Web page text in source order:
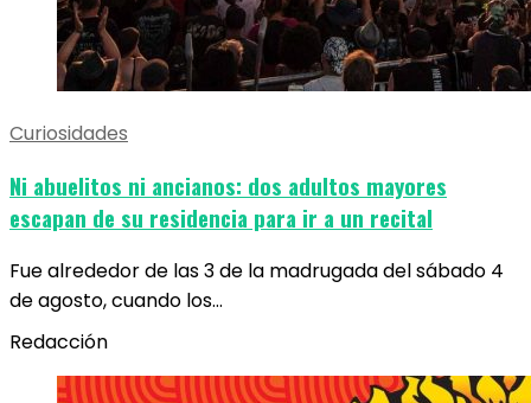
Curiosidades
Ni abuelitos ni ancianos: dos adultos mayores
escapan de su residencia para ir a un recital
Fue alrededor de las 3 de la madrugada del sábado 4
de agosto, cuando los…
Redacción